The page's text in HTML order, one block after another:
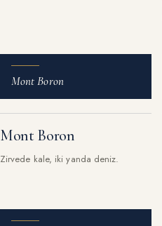
Mont Boron
Mont Boron
Zirvede kale, iki yanda deniz.